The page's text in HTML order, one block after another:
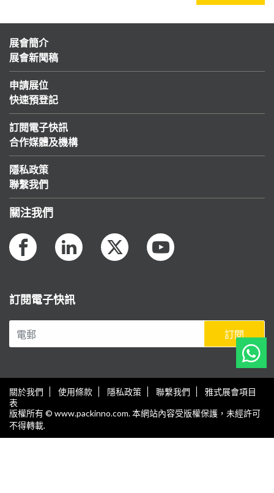
展會簡介
展會新聞稿
申請展位
快速預登記
訂閱電子快訊
合作媒體及機構
隱私政策
聯繫我們
關注我們
訂閱電子快訊
訂閱
關於我們 使用條款 隱私政策 聯繫我們
雅式展會項目
表
版權所有 © www.packinno.com. 本網站內容受版權保護，未經許可
不得轉載.